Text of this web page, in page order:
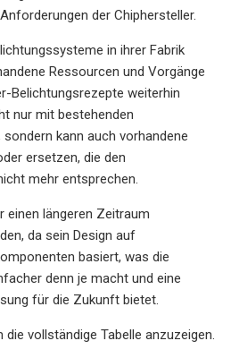
der Chiphersteller.
in ihrer Fabrik
Ressourcen und Vorgänge
Belichtungsrezepte weiterhin
nur mit bestehenden
kann auch vorhandene
ersetzen, die den
mehr entsprechen.
einen längeren Zeitraum
da sein Design auf
basiert, was die
denn je macht und eine
für die Zukunft bietet.
vollständige Tabelle anzuzeigen.